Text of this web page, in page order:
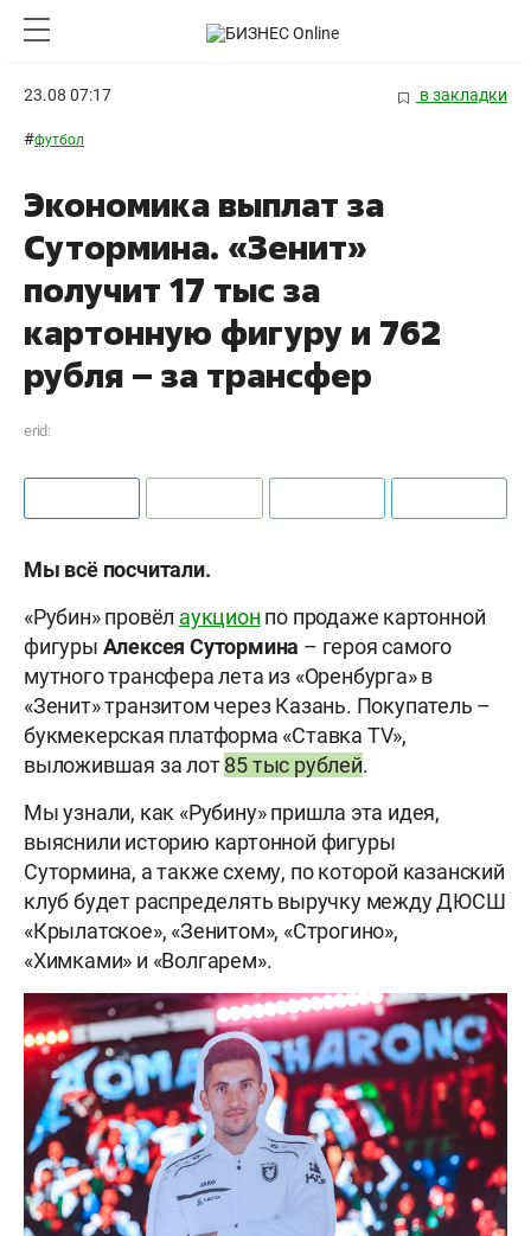
23.08 07:17 в закладки
#футбол
Экономика выплат за
Сутормина. «Зенит»
получит 17 тыс за
картонную фигуру и 762
рубля – за трансфер
erid:
Мы всё посчитали.
«Рубин» провёл аукцион по продаже картонной
фигуры Алексея Сутормина – героя самого
мутного трансфера лета из «Оренбурга» в
«Зенит» транзитом через Казань. Покупатель –
букмекерская платформа «Ставка TV»,
выложившая за лот85 тыс рублей.
Мы узнали, как «Рубину» пришла эта идея,
выяснили историю картонной фигуры
Сутормина, а также схему, по которой казанский
клуб будет распределять выручку между ДЮСШ
«Крылатское», «Зенитом», «Строгино»,
«Химками» и «Волгарем».